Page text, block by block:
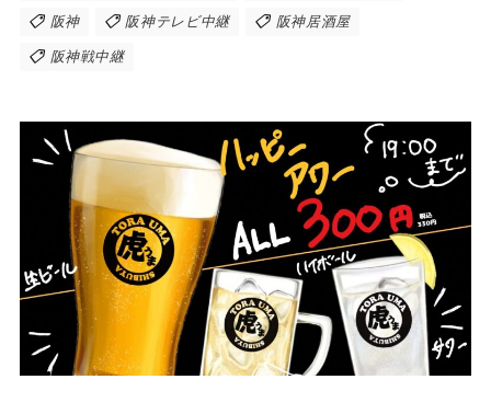
阪神 阪神テレビ中継 阪神居酒屋
阪神戦中継